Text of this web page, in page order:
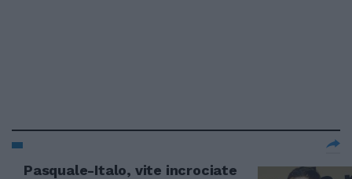
Pasquale-Italo, vite incrociate